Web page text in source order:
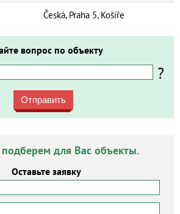
Česká, Praha 5, Košíře
вопрос по объекту
?
Отправить
подберем для Вас объекты.
Оставьте заявку